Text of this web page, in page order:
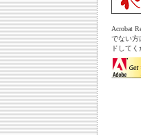
Acrobat
でない方
ドして